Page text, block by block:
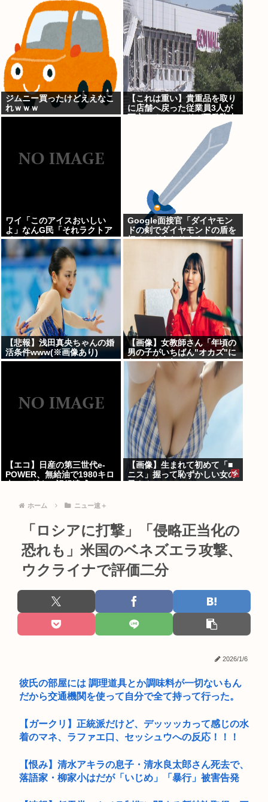
報道をやってしまう
ジムニー買ったけどええなこ
れｗｗｗ
【これは重い】貴重品を取り
に店舗へ戻った従業員3人が
ワイ「このアイスおいしい
よ」なんG民「それラクトア
イスじゃん」
Google面接官「ダイヤモン
ドの剣でダイヤモンドの盾を
切るとどうなりますか？」
【悲報】浅田真央ちゃんの婚
活条件www(※画像あり)
【画像】女教師さん「年頃の
男の子がいちばん"オカズ"に
なるのはこれでしょ･････？
♡♡♡」→！！
【エコ】日産の第三世代e-
POWER、無給油で1980キロ
【画像】生まれて初めて「■
ニス」握って恥ずかしい女の
ホーム ニュー速＋
「ロシアに打撃」「侵略正当化の
恐れも」米国のベネズエラ攻撃、
ウクライナで評価二分
2026/1/6
彼氏の部屋には 調理道具とか調味料が一切ないもん
だから交通機関を使って自分で全て持って行った。
【ガークリ】正統派だけど、デッッッカって感じの水
着のマネ、ラファエ口、セッシュウへの反応！！！
【恨み】清水アキラの息子・清水良太郎さん死去で、
落語家・柳家小はだが「いじめ」「暴行」被害告発